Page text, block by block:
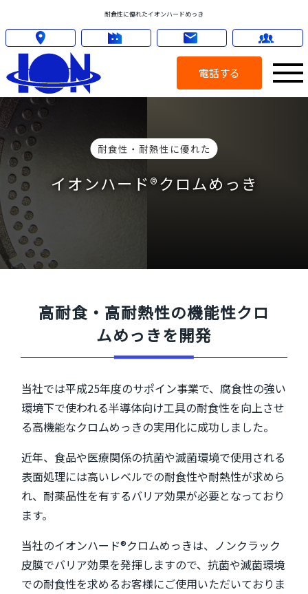
耐食性に優れたイオンハードめっき
電話する
耐食性・耐熱性に優れた
イオンハード®クロムめっき
高耐食・高耐熱性の機能性クロ
当社では平成25年度のサポイン事業で、腐食性の強い
環境下で使われる半導体向け工具の耐食性を向上させ
る高機能なクロムめっきの実用化に成功しました。
近年、食品や医療関係の抗菌や滅菌環境で使用される
表面処理には高いレベルでの耐食性や耐熱性が求めら
れ、耐薬品性を有するバリア効果が必要となっており
ます。
当社のイオンハード®クロムめっきは、ノンクラック
皮膜でバリア効果を発揮しますので、抗菌や滅菌環境
での耐食性を求めるお客様にご使用いただいておりま